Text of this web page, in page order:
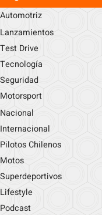
Automotriz
Lanzamientos
Test Drive
Tecnología
Seguridad
Motorsport
Nacional
Internacional
Pilotos Chilenos
Motos
Superdeportivos
Lifestyle
Podcast